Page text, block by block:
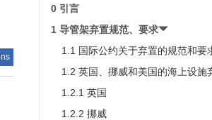
0 引言
1 导管架弃置规范、要求
1.1 国际公约关于弃置的规范和要
1.2 英国、挪威和美国的海上设施
1.2.1 英国
1.2.2 挪威